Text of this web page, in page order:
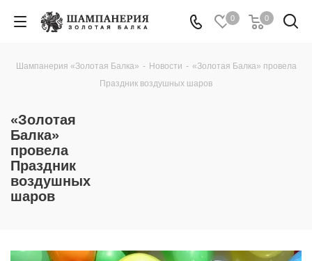
0 0
Шампанерия «Золотая Балка» - Новости - «Золотая Балка» провела
Праздник воздушных шаров
«Золотая
Балка»
провела
Праздник
воздушных
шаров